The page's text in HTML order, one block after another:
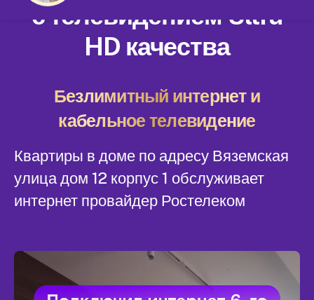
с телевидением Ultra
HD качества
Безлимитный интернет и
кабельное телевидение
Квартиры в доме по адресу Вяземская
улица дом 12 корпус 1 обслуживает
интернет провайдер Ростелеком